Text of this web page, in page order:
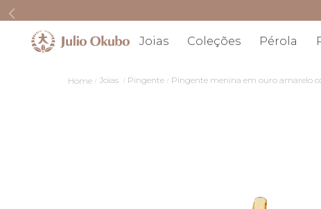
Joias Coleções Pérola
Joias Pingente Pingente menina em ouro amarelo